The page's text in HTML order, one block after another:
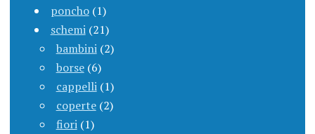
poncho (1)
schemi (21)
bambini (2)
borse (6)
cappelli (1)
coperte (2)
fiori (1)